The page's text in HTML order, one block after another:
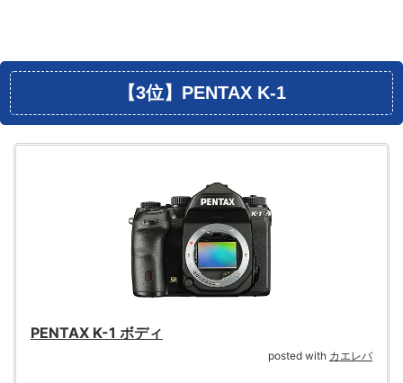
【3位】PENTAX K-1
PENTAX K-1 ボディ
posted with カエレバ